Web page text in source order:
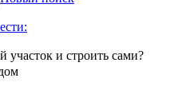
участок и строить сами?